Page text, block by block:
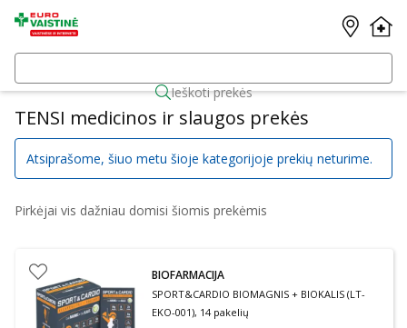
Ieškoti prekės
TENSI medicinos ir slaugos prekės
Atsiprašome, šiuo metu šioje kategorijoje prekių neturime.
Pirkėjai vis dažniau domisi šiomis prekėmis
BIOFARMACIJA
SPORT&CARDIO BIOMAGNIS + BIOKALIS (LT-
EKO-001), 14 pakelių